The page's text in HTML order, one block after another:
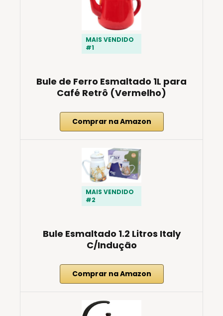
MAIS VENDIDO
#1
Bule de Ferro Esmaltado 1L para
Café Retrô (Vermelho)
Comprar na Amazon
MAIS VENDIDO
#2
Bule Esmaltado 1.2 Litros Italy
C/Indução
Comprar na Amazon